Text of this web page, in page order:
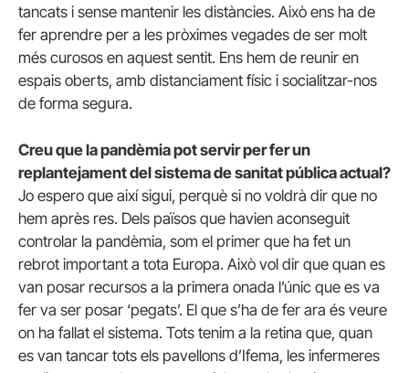
tancats i sense mantenir les distàncies. Això ens ha de
fer aprendre per a les pròximes vegades de ser molt
més curosos en aquest sentit. Ens hem de reunir en
espais oberts, amb distanciament físic i socialitzar-nos
de forma segura.
Creu que la pandèmia pot servir per fer un
replantejament del sistema de sanitat pública actual?
Jo espero que així sigui, perquè si no voldrà dir que no
hem après res. Dels països que havien aconseguit
controlar la pandèmia, som el primer que ha fet un
rebrot important a tota Europa. Això vol dir que quan es
van posar recursos a la primera onada l’únic que es va
fer va ser posar ‘pegats’. El que s’ha de fer ara és veure
on ha fallat el sistema. Tots tenim a la retina que, quan
es van tancar tots els pavellons d’Ifema, les infermeres